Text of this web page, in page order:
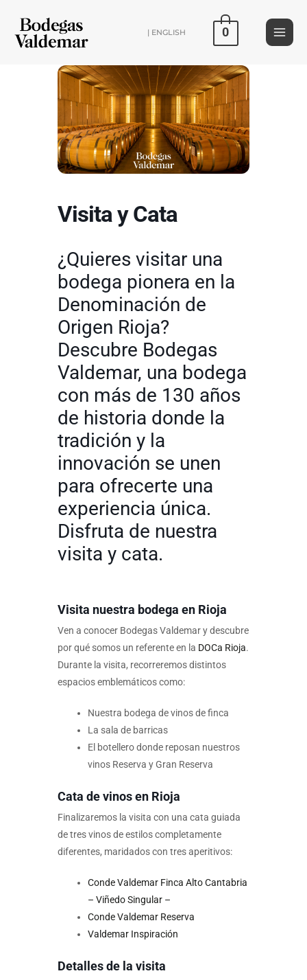
contenido
| ENGLISH 0
Visita y Cata
¿Quieres visitar una
bodega pionera en la
Denominación de
Origen Rioja?
Descubre Bodegas
Valdemar, una bodega
con más de 130 años
de historia donde la
tradición y la
innovación se unen
para ofrecerte una
experiencia única.
Disfruta de nuestra
visita y cata.
Visita nuestra bodega en Rioja
Ven a conocer Bodegas Valdemar y descubre
por qué somos un referente en la DOCa Rioja.
Durante la visita, recorreremos distintos
espacios emblemáticos como:
Nuestra bodega de vinos de finca
La sala de barricas
El botellero donde reposan nuestros
vinos Reserva y Gran Reserva
Cata de vinos en Rioja
Finalizaremos la visita con una cata guiada
de tres vinos de estilos completamente
diferentes, maridados con tres aperitivos:
Conde Valdemar Finca Alto Cantabria
– Viñedo Singular –
Conde Valdemar Reserva
Valdemar Inspiración
Detalles de la visita